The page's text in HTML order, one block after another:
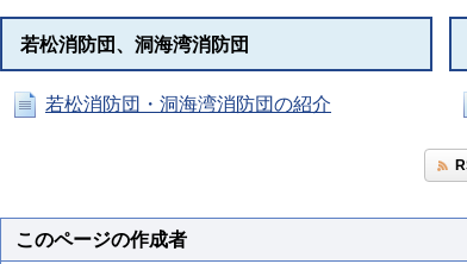
若松消防団、洞海湾消防団
若松消防団・洞海湾消防団の紹介
このページの作成者